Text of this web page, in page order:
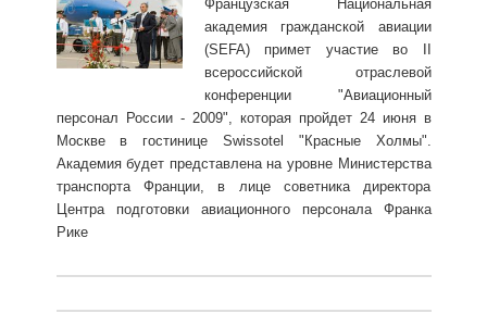
Французская Национальная
академия гражданской авиации
(SEFA) примет участие во II
всероссийской отраслевой
конференции "Авиационный
персонал России - 2009", которая пройдет 24 июня в
Москве в гостинице Swissotel "Красные Холмы".
Академия будет представлена на уровне Министерства
транспорта Франции, в лице советника директора
Центра подготовки авиационного персонала Франка
Рике